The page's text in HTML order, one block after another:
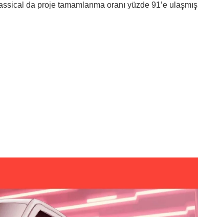
da proje tamamlanma oranı yüzde 91’e ulaşmış